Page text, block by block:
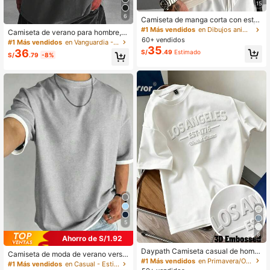
6
Camiseta de verano para hombre, e
stampado de águila con brújula y al
as extendidas, cuello redondo, man
ga corta, top casual ligero, transpira
ores, regalo para amigos
#1 Más vendidos en Vanguardia - Casual de calle Camisetas de hombr
S/36.79 -8%
5
Ahorro de S/1.92
Camiseta de moda de verano versá
til para hombres, diseño de 2 en 1 c
#1 Más vendidos en Casual - Estilo minimalista Camisetas de hombre
15
Camiseta de manga corta con esta
mpado minimalista para hombres | L
iderando la moda, ropa de calle
#1 Más vendidos
en Dibujos animados Camisetas de hombre
60+ vendidos
S/35.49 Estimado
8
Daypath Camiseta casual de hombr
e de unicolor con estampado de letr
a en relieve, para verano
#1 Más vendidos
en Primavera/Otoño Camisetas de hombre